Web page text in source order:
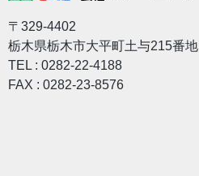
〒329-4402
栃木県栃木市大平町土与215番地
TEL : 0282-22-4188
FAX : 0282-23-8576